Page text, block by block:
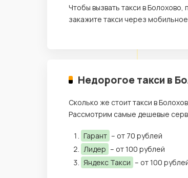
Чтобы вызвать такси в
закажите такси через
Недорогое такси в
Сколько же стоит такси в
Рассмотрим самые дешевые
Гарант – от 70 рублей
Лидер – от 100 рублей
Яндекс Такси – от 100